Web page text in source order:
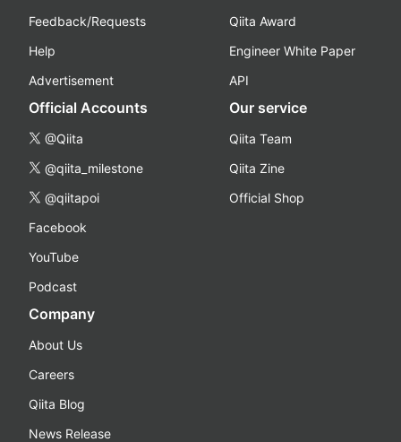
Feedback/Requests
Help
Advertisement
Qiita Award
Engineer White Paper
API
Official Accounts
@Qiita
@qiita_milestone
@qiitapoi
Facebook
YouTube
Podcast
Our service
Qiita Team
Qiita Zine
Official Shop
Company
About Us
Careers
Qiita Blog
News Release